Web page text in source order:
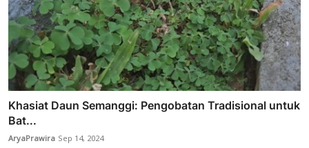
Khasiat Daun Semanggi: Pengobatan Tradisional untuk
Bat...
AryaPrawira Sep 14, 2024